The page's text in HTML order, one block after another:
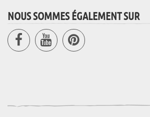
NOUS SOMMES ÉGALEMENT SUR